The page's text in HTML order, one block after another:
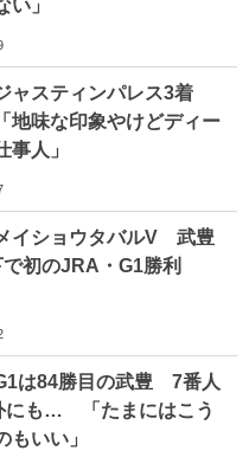
い」
ャスティンパレス3着
地味な印象やけどディー
事人」
イショウタバルV 武豊
初のJRA・G1勝利
は84勝目の武豊 7番人
にも… 「たまにはこう
もいい」